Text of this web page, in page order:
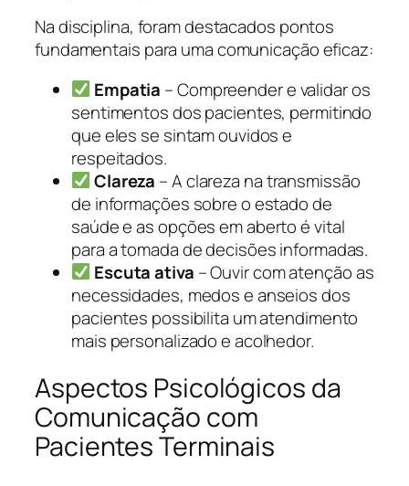
Na disciplina, foram destacados pontos
fundamentais para uma comunicação eficaz:
Empatia – Compreender e validar os
sentimentos dos pacientes, permitindo
que eles se sintam ouvidos e
respeitados.
Clareza – A clareza na transmissão
de informações sobre o estado de
saúde e as opções em aberto é vital
para a tomada de decisões informadas.
Escuta ativa – Ouvir com atenção as
necessidades, medos e anseios dos
pacientes possibilita um atendimento
mais personalizado e acolhedor.
Aspectos Psicológicos da
Comunicação com
Pacientes Terminais